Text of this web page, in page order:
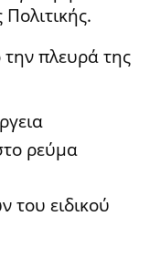
την πλευρά της
ρεύμα
του ειδικού